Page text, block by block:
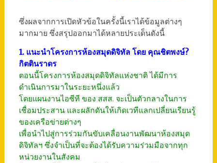
ซึ่งผลจากการเปิดหัวข้อในครั้งนี้เราได้ข้อมูลต่างๆ
มากมาย ซึ่งสรุปออกมาได้หลายประเด็นดังนี้
1. แนะนำโครงการห้องสมุดดิจิทัล โดย คุณชิตพงษ์?
กิตตินราดร
ตอนนี้โครงการห้องสมุดดิจิทัลแห่งชาติ ได้มีการ
ดำเนินการมาในระยะหนึ่งแล้ว
โดยแผนงานไอซีที ของ สสส. จะเป็นตัวกลางในการ
เชื่อมประสาน และผลักดันให้เกิดเวทีแลกเปลี่ยนเรียนรู้
ของเครือข่ายต่างๆ
เพื่อนำไปสู่การร่วมกันขับเคลื่อนงานพัฒนาห้องสมุด
ดิจิทัลฯ ซึ่งจำเป็นที่จะต้องได้รับความร่วมมือจากทุก
หน่วยงานในสังคม